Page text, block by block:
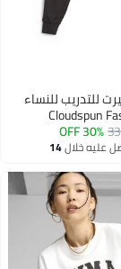
للتدريب للنساء
Cloudspun
30% OFF
عليه خلال14